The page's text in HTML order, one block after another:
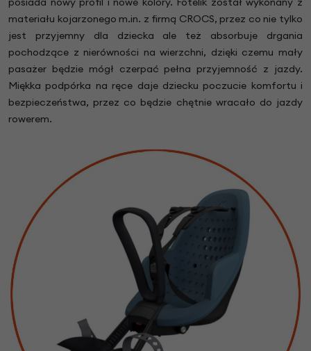
materiału kojarzonego m.in. z firmą CROCS, przez co nie tylko
jest przyjemny dla dziecka ale też absorbuje drgania
pochodzące z nierówności na wierzchni, dzięki czemu mały
pasażer będzie mógł czerpać pełna przyjemność z jazdy.
Miękka podpórka na ręce daje dziecku poczucie komfortu i
bezpieczeństwa, przez co będzie chętnie wracało do jazdy
rowerem.